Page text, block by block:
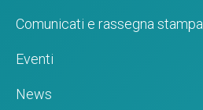
Comunicati e rassegna stampa
Eventi
News